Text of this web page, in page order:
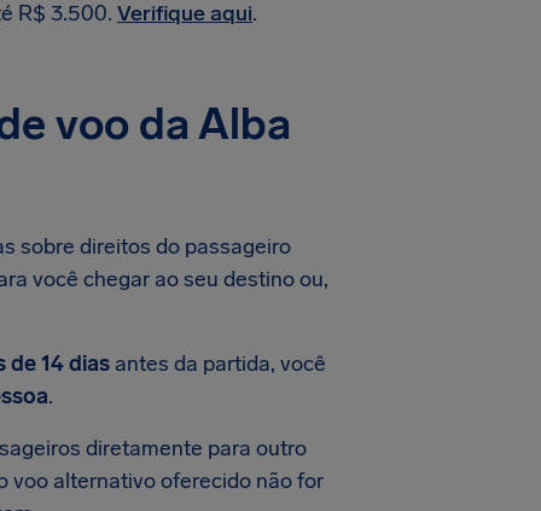
R$ 3.500. Verifique aqui.
voo da Alba
sobre direitos do passageiro
você chegar ao seu destino ou,
de 14 dias antes da partida, você
.
diretamente para outro
voo alternativo oferecido não for